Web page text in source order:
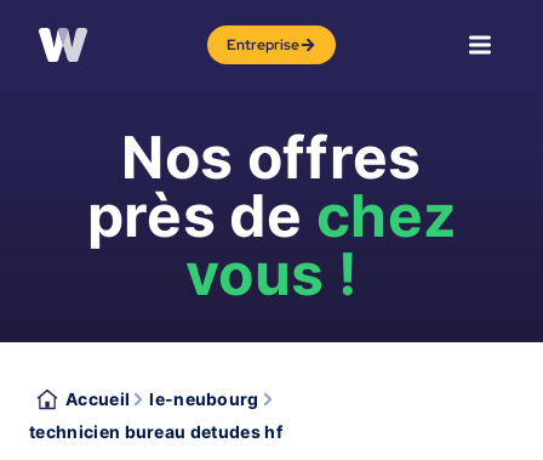
Entreprise
Nos offres
près de chez
vous !
Accueil
le-neubourg
technicien bureau detudes hf